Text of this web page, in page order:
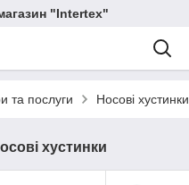
"Intertex"
та послуги Носові хустинки
хустинки